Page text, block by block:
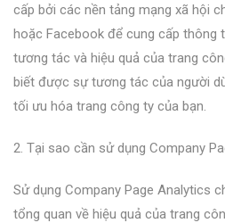
cấp bởi các nền tảng mạng xã hội
hoặc Facebook để cung cấp thông
tương tác và hiệu quả của trang
biết được sự tương tác của người
tối ưu hóa trang công ty của bạn.
2. Tại sao cần sử dụng Company
Sử dụng Company Page Analytics
tổng quan về hiệu quả của trang